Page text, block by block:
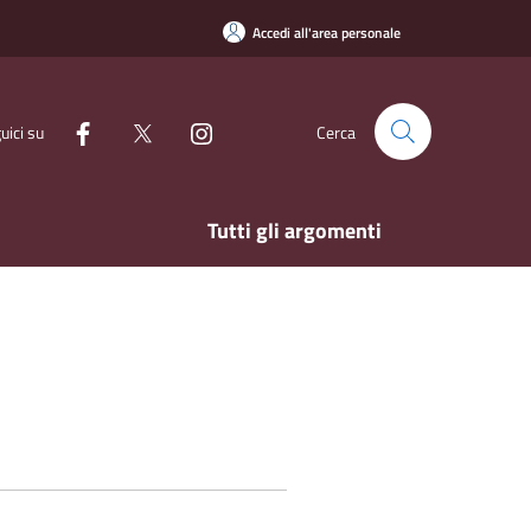
Accedi all'area personale
su Cerca
Tutti gli argomenti